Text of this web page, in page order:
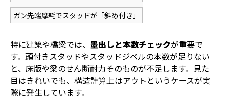
ガン先端摩耗でスタッドが「斜め付き」
特に建築や橋梁では、 墨出しと本数チェックが重要で
す。頭付きスタッドやスタッドジベルの本数が足りない
と、床版や梁のせん断耐力そのものが不足します。見た
目はきれいでも、構造計算上はアウトというケースが実
際に発生しています。